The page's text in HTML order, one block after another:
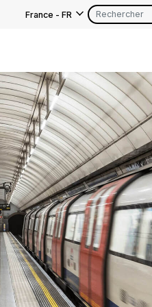
France - FR
EN FR
EN
FR
EN FR